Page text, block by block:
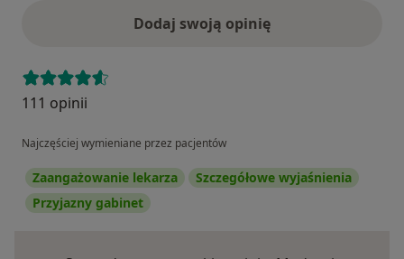
Dodaj swoją opinię
111 opinii
Najczęściej wymieniane przez pacjentów
Zaangażowanie lekarza
Szczegółowe wyjaśnienia
Przyjazny gabinet